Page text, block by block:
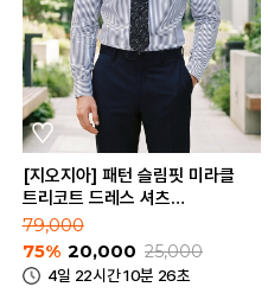
[지오지아] 패턴 슬림핏 미라클
트리코트 드레스 셔츠
(AEE5WD1103_B)
79,000
75% 20,000 25,000
4일 22시간 10분 26초